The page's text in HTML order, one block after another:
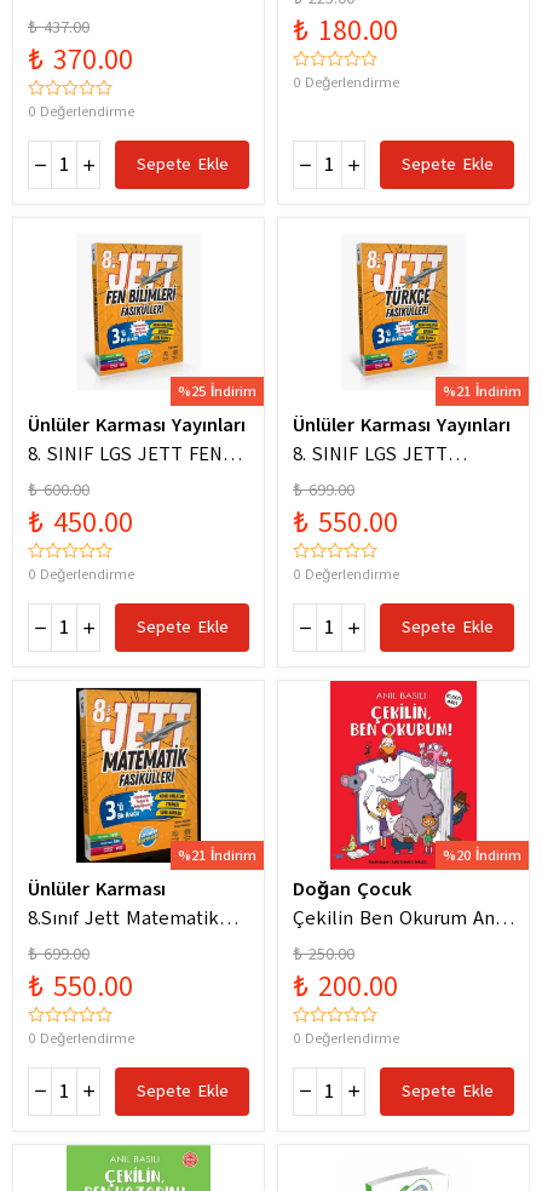
Matematik Soru Hazinesi
₺ 437.00
₺ 370.00
0 Değerlendirme
Sepete Ekle
₺ 180.00
0 Değerlendirme
Sepete Ekle
%25 İndirim
Ünlüler Karması Yayınları
8. SINIF LGS JETT FEN
BİLİMLERİ FASİKÜLLERİ
₺ 600.00
₺ 450.00
0 Değerlendirme
Sepete Ekle
%21 İndirim
Ünlüler Karması Yayınları
8. SINIF LGS JETT
TÜRKÇE FASİKÜLLERİ
₺ 699.00
₺ 550.00
0 Değerlendirme
Sepete Ekle
%21 İndirim
Ünlüler Karması
8.Sınıf Jett Matematik
Fasiküller Soru Bankası /
Kolektif / Ünlüler
Karması / 9786256529786
₺ 699.00
₺ 550.00
0 Değerlendirme
Sepete Ekle
%20 İndirim
Doğan Çocuk
Çekilin Ben Okurum Anıl
Basılı Eğlenceli
Hikayeler
₺ 250.00
₺ 200.00
0 Değerlendirme
Sepete Ekle